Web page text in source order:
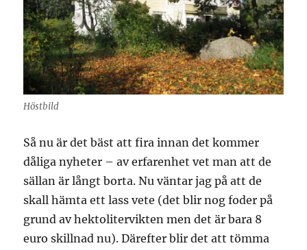
Höstbild
Så nu är det bäst att fira innan det kommer
dåliga nyheter – av erfarenhet vet man att de
sällan är långt borta. Nu väntar jag på att de
skall hämta ett lass vete (det blir nog foder på
grund av hektolitervikten men det är bara 8
euro skillnad nu). Därefter blir det att tömma